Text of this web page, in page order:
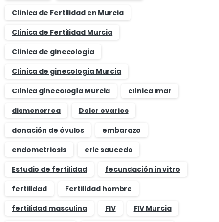
Clínica de Fertilidad en Murcia
Clínica de Fertilidad Murcia
Clínica de ginecología
Clínica de ginecología Murcia
Clínica ginecología Murcia
clínica Imar
dismenorrea
Dolor ovarios
donación de óvulos
embarazo
endometriosis
eric saucedo
Estudio de fertilidad
fecundación in vitro
fertilidad
Fertilidad hombre
fertilidad masculina
FIV
FIV Murcia